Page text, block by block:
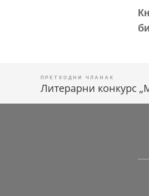
Кретање
Литерарни конкурс